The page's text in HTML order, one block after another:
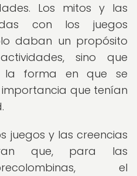
Los mitos y las
con los juegos
daban un propósito
sino que
la forma en que se
que tenían
juegos y las creencias
que, para las
el